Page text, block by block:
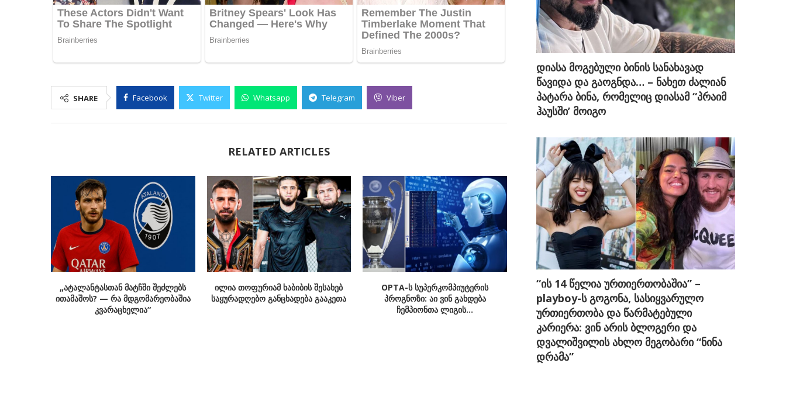
SHARE Facebook Twitter Whatsapp Telegram Viber
RELATED ARTICLES
„ატალანტასთან მატჩში შეძლებს
ითამაშოს? — რა მდგომარეობაშია
კვარაცხელია“
ილია თოფურიამ ხაბიბის შესახებ
საყურადღებო განცხადება გააკეთა
OPTA-ს სუპერკომპიუტერის
პროგნოზი: აი ვინ გახდება
ჩემპიონთა ლიგის...
დიასა მოგებული ბინის სანახავად
წავიდა და გაოგნდა… – ნახეთ ძალიან
პატარა ბინა, რომელიც დიასამ “პრაიმ
ჰაუსში’ მოიგო
“ის 14 წელია ურთიერთობაშია” –
playboy-ს გოგონა, სასიყვარულო
ურთიერთობა და წარმატებული
კარიერა: ვინ არის ბლოგერი და
დვალიშვილის ახლო მეგობარი “ნინა
დრამა”